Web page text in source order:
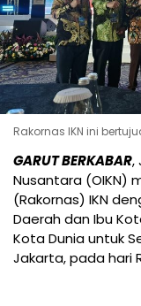
Rakornas IKN ini
GARUT BERKABAR,
Nusantara (OIKN)
(Rakornas) IKN
Daerah dan Ibu
Kota Dunia untuk
Jakarta, pada hari